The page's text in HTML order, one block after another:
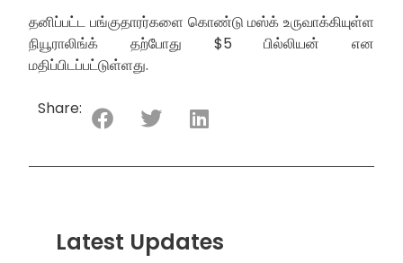
தனிப்பட்ட பங்குதாரர்களை கொண்டு மஸ்க் உருவாக்கியுள்ள
நியூராலிங்க் தற்போது $5 பில்லியன் என
மதிப்பிடப்பட்டுள்ளது.
Share:
Latest Updates